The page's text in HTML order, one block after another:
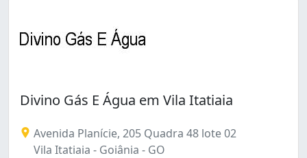
Divino Gás E Água em Vila Itatiaia
Avenida Planície, 205 Quadra 48 lote 02
Vila Itatiaia - Goiânia - GO